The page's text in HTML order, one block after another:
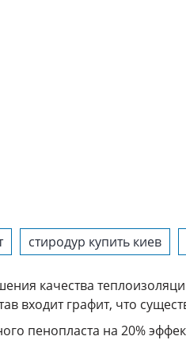
стиродур купить киев
качества
входит графит, что
пенопласта на 20%